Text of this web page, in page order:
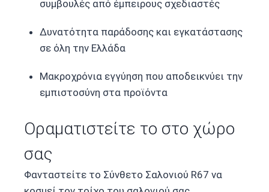
συμβουλές από έμπειρους σχεδιαστές
Δυνατότητα παράδοσης και εγκατάστασης
σε όλη την Ελλάδα
Μακροχρόνια εγγύηση που αποδεικνύει την
εμπιστοσύνη στα προϊόντα
Οραματιστείτε το στο χώρο
σας
Φανταστείτε το Σύνθετο Σαλονιού R67 να